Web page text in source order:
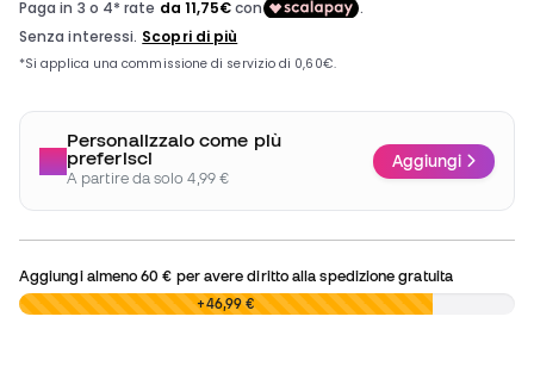
Personalizzalo come più
preferisci
A partire da solo 4,99 €
Aggiungi
Aggiungi almeno60 € per avere diritto alla spedizione gratuita
0,00 € +46,99 €